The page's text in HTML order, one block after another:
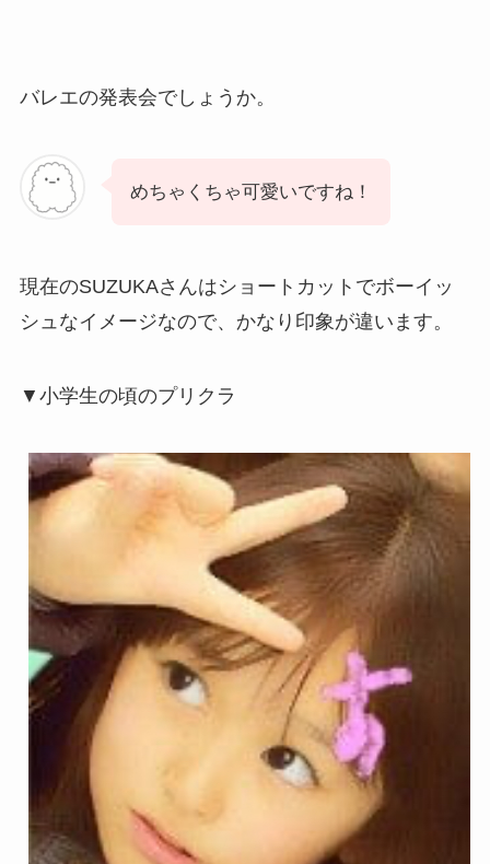
バレエの発表会でしょうか。
めちゃくちゃ可愛いですね！
現在のSUZUKAさんはショートカットでボーイッ
シュなイメージなので、かなり印象が違います。
▼小学生の頃のプリクラ